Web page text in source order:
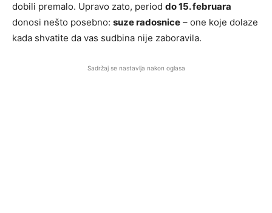
dobili premalo. Upravo zato, period do 15. februara
donosi nešto posebno: suzе radosnice – one koje dolaze
kada shvatite da vas sudbina nije zaboravila.
Sadržaj se nastavlja nakon oglasa